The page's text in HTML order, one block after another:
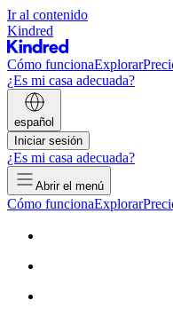
Ir al contenido
Kindred
Cómo funcionaExplorar
¿Es mi casa adecuada?
español
Iniciar sesión
¿Es mi casa adecuada?
Abrir el menú
Cómo funcionaExplorar